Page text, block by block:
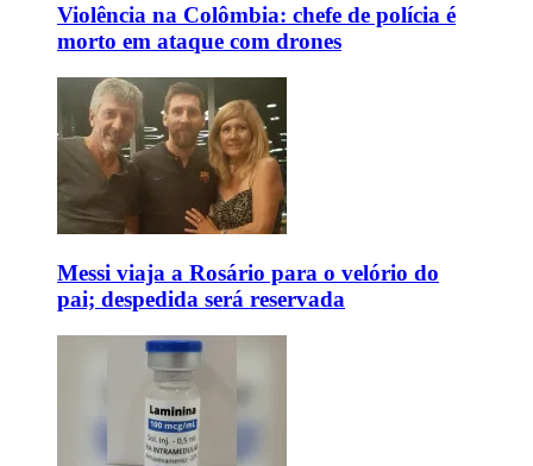
Violência na Colômbia: chefe de polícia é
morto em ataque com drones
Messi viaja a Rosário para o velório do
pai; despedida será reservada